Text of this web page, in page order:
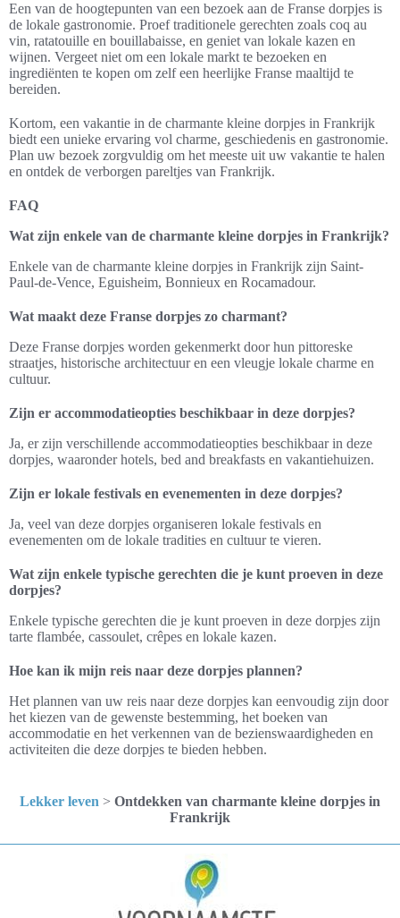
Een van de hoogtepunten van een bezoek aan de Franse dorpjes is
de lokale gastronomie. Proef traditionele gerechten zoals coq au
vin, ratatouille en bouillabaisse, en geniet van lokale kazen en
wijnen. Vergeet niet om een lokale markt te bezoeken en
ingrediënten te kopen om zelf een heerlijke Franse maaltijd te
bereiden.
Kortom, een vakantie in de charmante kleine dorpjes in Frankrijk
biedt een unieke ervaring vol charme, geschiedenis en gastronomie.
Plan uw bezoek zorgvuldig om het meeste uit uw vakantie te halen
en ontdek de verborgen pareltjes van Frankrijk.
FAQ
Wat zijn enkele van de charmante kleine dorpjes in Frankrijk?
Enkele van de charmante kleine dorpjes in Frankrijk zijn Saint-
Paul-de-Vence, Eguisheim, Bonnieux en Rocamadour.
Wat maakt deze Franse dorpjes zo charmant?
Deze Franse dorpjes worden gekenmerkt door hun pittoreske
straatjes, historische architectuur en een vleugje lokale charme en
cultuur.
Zijn er accommodatieopties beschikbaar in deze dorpjes?
Ja, er zijn verschillende accommodatieopties beschikbaar in deze
dorpjes, waaronder hotels, bed and breakfasts en vakantiehuizen.
Zijn er lokale festivals en evenementen in deze dorpjes?
Ja, veel van deze dorpjes organiseren lokale festivals en
evenementen om de lokale tradities en cultuur te vieren.
Wat zijn enkele typische gerechten die je kunt proeven in deze
dorpjes?
Enkele typische gerechten die je kunt proeven in deze dorpjes zijn
tarte flambée, cassoulet, crêpes en lokale kazen.
Hoe kan ik mijn reis naar deze dorpjes plannen?
Het plannen van uw reis naar deze dorpjes kan eenvoudig zijn door
het kiezen van de gewenste bestemming, het boeken van
accommodatie en het verkennen van de bezienswaardigheden en
activiteiten die deze dorpjes te bieden hebben.
Lekker leven > Ontdekken van charmante kleine dorpjes in
Frankrijk